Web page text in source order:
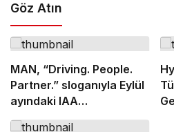
Göz Atın
MAN, “Driving. People.
Partner.” sloganıyla Eylül
ayındaki IAA